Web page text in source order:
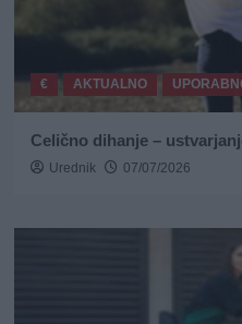
€ AKTUALNO
Celično dihanje –
Urednik 07/07/2026